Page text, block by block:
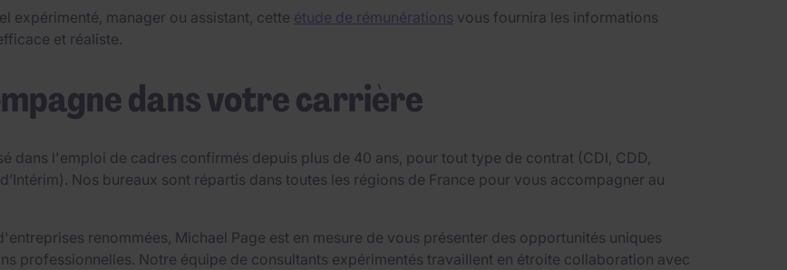
expérimenté, manager ou assistant, cette étude de rémunérations vous fournira les informations
et réaliste.
dans votre carrière
dans l'emploi de cadres confirmés depuis plus de 40 ans, pour tout type de contrat (CDI, CDD,
Nos bureaux sont répartis dans toutes les régions de France pour vous accompagner au
renommées, Michael Page est en mesure de vous présenter des opportunités uniques
professionnelles. Notre équipe de consultants expérimentés travaillent en étroite collaboration avec